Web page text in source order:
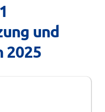
und
2025